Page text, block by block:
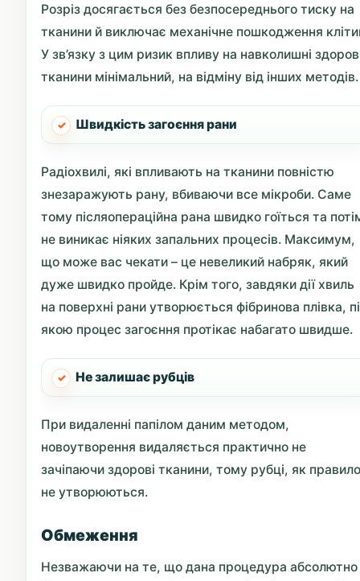
Розріз досягається без безпосереднього тиску на
тканини й виключає механічне пошкодження
У зв’язку з цим ризик впливу на навколишні
тканини мінімальний, на відміну від інших методів.
Швидкість загоєння рани
Радіохвилі, які впливають на тканини повністю
знезаражують рану, вбиваючи все мікроби. Саме
тому післяопераційна рана швидко гоїться та
не виникає ніяких запальних процесів. Максимум,
що може вас чекати – це невеликий набряк, який
дуже швидко пройде. Крім того, завдяки дії хвиль
на поверхні рани утворюється фібринова плівка,
якою процес загоєння протікає набагато швидше.
Не залишає рубців
При видаленні папілом даним методом,
новоутворення видаляється практично не
зачіпаючи здорові тканини, тому рубці, як
не утворюються.
Обмеження
Незважаючи на те, що дана процедура абсолютно